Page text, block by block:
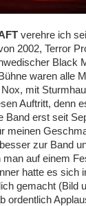
verehre ich
2002, Terror
Black
waren alle
mit
Auftritt, denn
Band erst seit
meinen
zur Band
auf einem
hatte es sich
gemacht (Bild
ordentlich